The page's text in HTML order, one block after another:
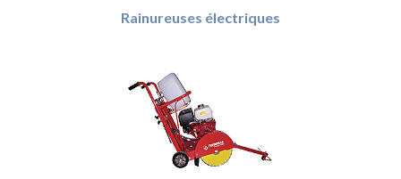
Rainureuses électriques